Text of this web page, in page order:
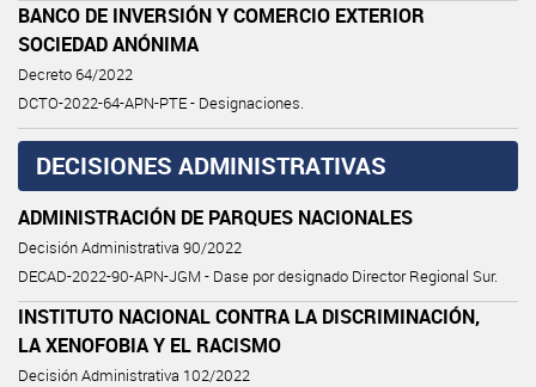
BANCO DE INVERSIÓN Y COMERCIO EXTERIOR
SOCIEDAD ANÓNIMA
Decreto 64/2022
DCTO-2022-64-APN-PTE - Designaciones.
DECISIONES ADMINISTRATIVAS
ADMINISTRACIÓN DE PARQUES NACIONALES
Decisión Administrativa 90/2022
DECAD-2022-90-APN-JGM - Dase por designado Director Regional Sur.
INSTITUTO NACIONAL CONTRA LA DISCRIMINACIÓN,
LA XENOFOBIA Y EL RACISMO
Decisión Administrativa 102/2022